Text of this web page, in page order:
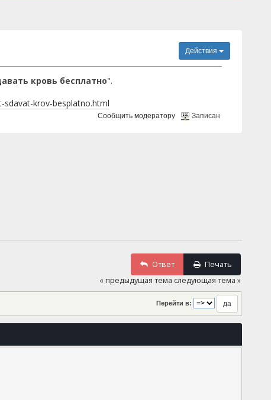
Действия
кровь бесплатно".
sdavat-krov-besplatno.html
Сообщить модератору Записан
Ответ Печать
« предыдущая тема следующая тема »
Перейти в: